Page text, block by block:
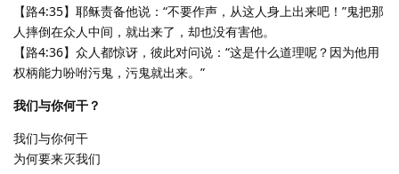
【路4:35】耶稣责备他说：“不要作声，从这人身上出来吧！”鬼把那
人摔倒在众人中间，就出来了，却也没有害他。
【路4:36】众人都惊讶，彼此对问说：“这是什么道理呢？因为他用
权柄能力吩咐污鬼，污鬼就出来。”
我们与你何干？
我们与你何干
为何要来灭我们